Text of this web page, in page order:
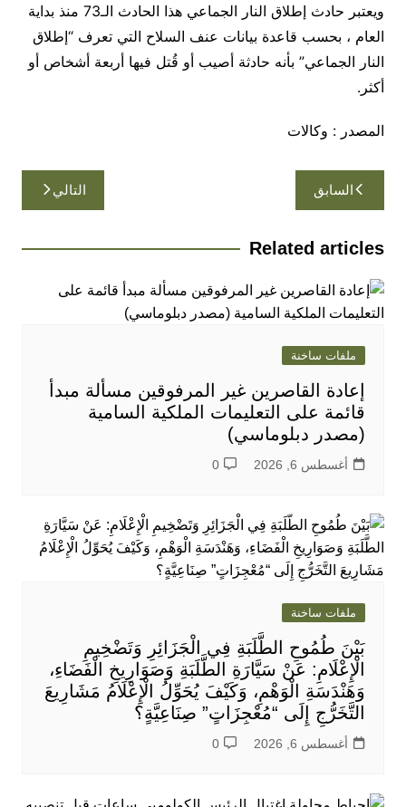
ويعتبر حادث إطلاق النار الجماعي هذا الحادث الـ73 منذ بداية
العام ، بحسب قاعدة بيانات عنف السلاح التي تعرف “إطلاق
النار الجماعي” بأنه حادثة أصيب أو قُتل فيها أربعة أشخاص أو
أكثر.
المصدر : وكالات
تصفّح
المقالات
السابق التالي
Related articles
ملفات ساخنة
إعادة القاصرين غير المرفوقين مسألة مبدأ
قائمة على التعليمات الملكية السامية
(مصدر دبلوماسي)
أغسطس 6, 2026 0
ملفات ساخنة
بَيْنَ طُمُوحِ الطَّلَبَةِ فِي الْجَزَائِرِ وَتَضْخِيمِ
الْإِعْلَامِ: عَنْ سَيَّارَةِ الطَّلَبَةِ وَصَوَارِيخِ الْفَضَاءِ،
وَهَنْدَسَةِ الْوَهْمِ، وَكَيْفَ يُحَوِّلُ الْإِعْلَامُ مَشَارِيعَ
التَّخَرُّجِ إِلَى “مُعْجِزَاتٍ” صِنَاعِيَّةٍ؟
أغسطس 6, 2026 0